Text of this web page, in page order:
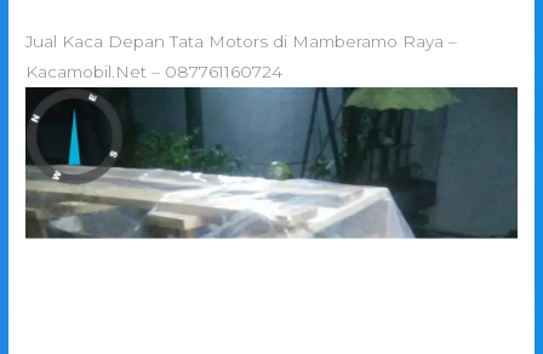
Jual Kaca Depan Tata Motors di Mamberamo Raya –
Kacamobil.Net – 087761160724